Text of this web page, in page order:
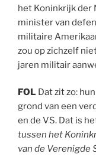
het Koninkrijk der
minister van
militaire
zou op zichzelf
jaren militair
FOL Dat zit zo:
grond van een
en de VS. Dat is
tussen het
van de Verenigde